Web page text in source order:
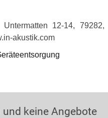
12-14, 79282,
akustik.com
keine Angebote